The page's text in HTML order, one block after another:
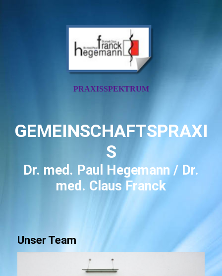
PRAXISSPEKTRUM
GEMEINSCHAFTSPRAXI
S
Dr. med. Paul Hegemann / Dr.
med. Claus Franck
Unser Team